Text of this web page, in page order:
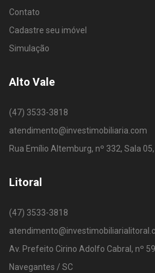
Contato
Cadastre seu imóvel
Simulação
Alto Vale
(47) 3533-3818
atendimento@investimobiliaria.com
Rua Emílio Altemburg, nº 332, Sala
Litoral
(47) 3533-3818
Av. Prefeito Cirino Adolfo Cabral, nº
Navegantes / SC